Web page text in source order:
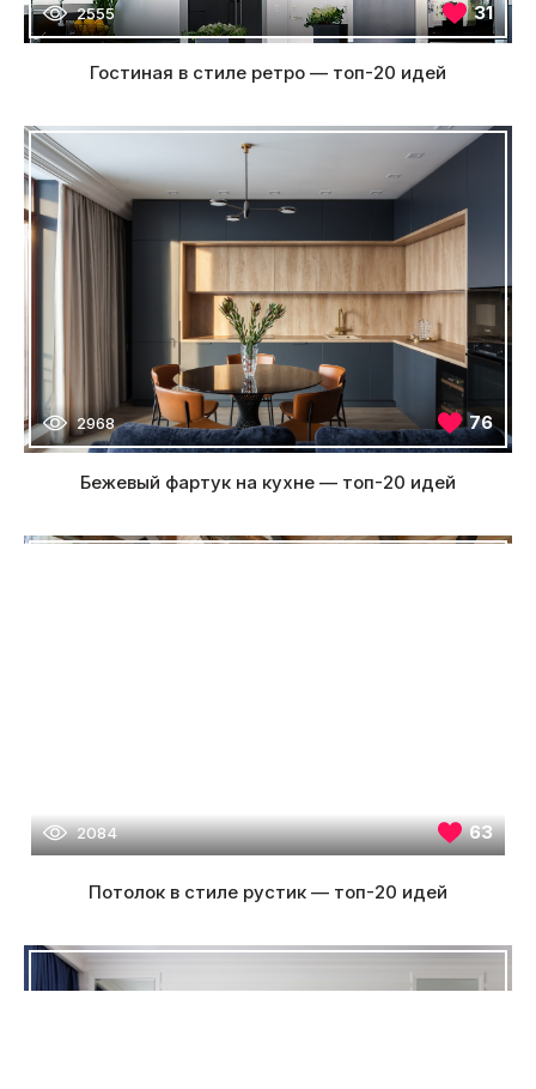
2555 31
Гостиная в стиле ретро — топ-20 идей
2968 76
Бежевый фартук на кухне — топ-20 идей
2084 63
Потолок в стиле рустик — топ-20 идей